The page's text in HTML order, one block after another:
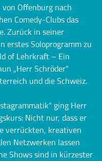
Offenburg nach
Comedy-Clubs das
Zurück in seiner
erstes Soloprogramm zu
of Lehrkraft – Ein
„Herr Schröder“
und die Schweiz.
ging Herr
Nicht nur, dass er
verrückten, kreativen
Netzwerken lassen
Shows sind in kürzester